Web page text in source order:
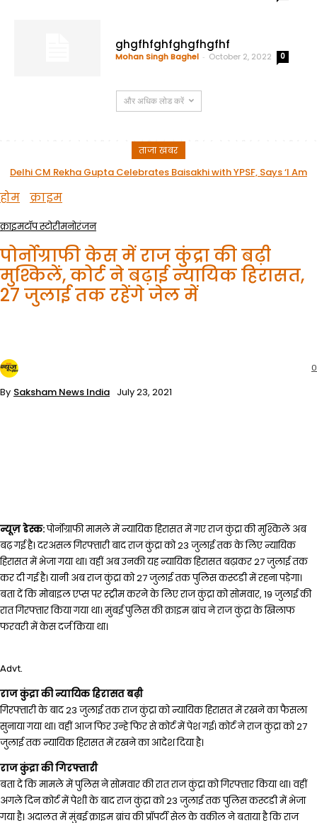
ghgfhfghfghgfhgfhf
Mohan Singh Baghel - October 2, 2022 0
और अधिक लोड करें